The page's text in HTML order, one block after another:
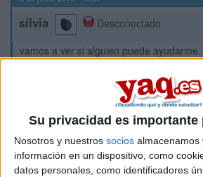
Su privacidad es importante
Nosotros y nuestros socios almacenamos
información en un dispositivo, como
datos personales, como identificadores
silvia
Desconectado
vamos a ver si alguien puede
un 7.50 y en la específica un 7.30 en
subir nota en septiembre porque creo
la duda o dudas son las siguientes:
- ¿Puedo presentarme en septiembre
materia de modalidad (antes lo hice con
junio). Me guardarían la nota en
fase específica.